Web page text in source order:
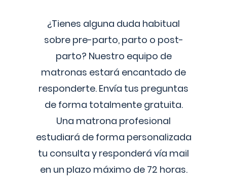
¿Tienes alguna duda habitual
sobre pre-parto, parto o post-
parto? Nuestro equipo de
matronas estará encantado de
responderte. Envía tus preguntas
de forma totalmente gratuita.
Una matrona profesional
estudiará de forma personalizada
tu consulta y responderá vía mail
en un plazo máximo de 72 horas.